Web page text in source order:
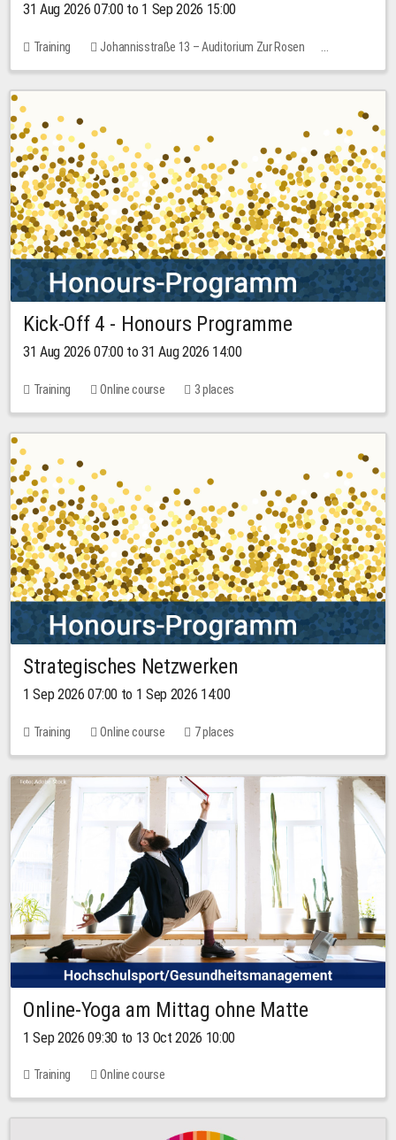
31 Aug 2026 07:00 to 1 Sep 2026 15:00
Training
Johannisstraße 13 – Auditorium Zur Rosen
No free places
30.00 EUR
Kick-Off 4 - Honours Programme
31 Aug 2026 07:00 to 31 Aug 2026 14:00
Training Online course 3 places
Strategisches Netzwerken
1 Sep 2026 07:00 to 1 Sep 2026 14:00
Training Online course 7 places
Online-Yoga am Mittag ohne Matte
1 Sep 2026 09:30 to 13 Oct 2026 10:00
Training Online course